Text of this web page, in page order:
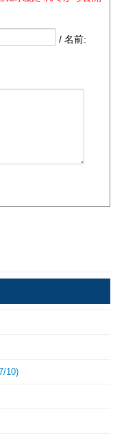
/ 名前:
10)